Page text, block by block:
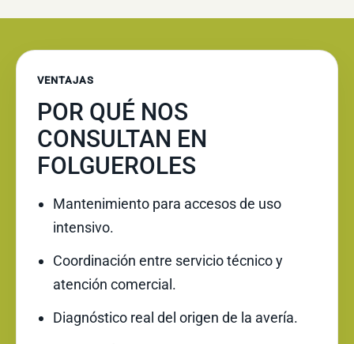
VENTAJAS
POR QUÉ NOS
CONSULTAN EN
FOLGUEROLES
Mantenimiento para accesos de uso
intensivo.
Coordinación entre servicio técnico y
atención comercial.
Diagnóstico real del origen de la avería.